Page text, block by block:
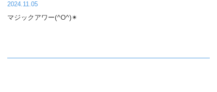
2024.11.05
マジックアワー(^O^)✴︎